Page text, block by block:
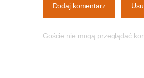
Dodaj komentarz
Goście nie mogą przeglądać